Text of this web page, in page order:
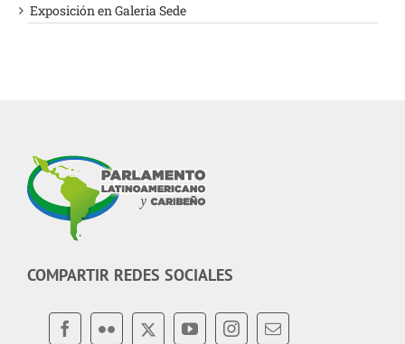
Exposición en Galeria Sede
COMPARTIR REDES SOCIALES